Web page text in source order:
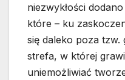
niezwykłości
które – ku
się daleko poza tzw.
strefa, w której
uniemożliwiać